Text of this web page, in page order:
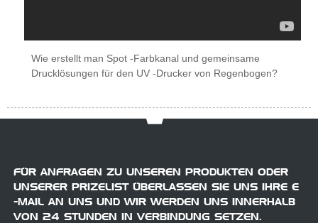
Wie erstellt man Spot -Farbkanal und gemeinsame
Drucklösungen für den UV -Drucker von Regenbogen?
FÜR ANFRAGEN ZU UNSEREN PRODUKTEN ODER
UNSERER PRIZELIST ÜBERLASSEN SIE UNS IHRE E
-MAIL AN UNS UND WIR WERDEN UNS INNERHALB
VON 24 STUNDEN IN VERBINDUNG SETZEN.